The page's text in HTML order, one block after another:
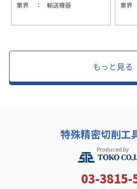
業界
輸送機器
業界
もっと見る
特殊精密切削工
Produced by
03-3815-